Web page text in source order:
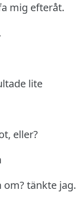
mig efteråt.
lite
eller?
om?tänkte jag.